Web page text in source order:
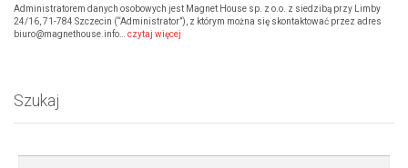
Administratorem danych osobowych jest Magnet House sp. z o.o. z siedzibą przy Limby
24/16, 71-784 Szczecin (“Administrator”), z którym można się skontaktować przez adres
biuro@magnethouse.info… czytaj więcej
Szukaj